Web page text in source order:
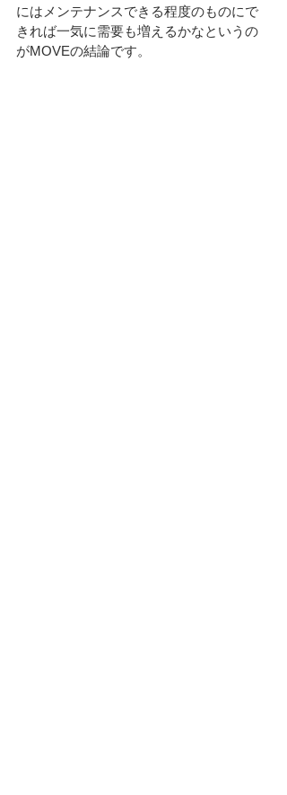
にはメンテナンスできる程度のものにで
きれば一気に需要も増えるかなというの
がMOVEの結論です。